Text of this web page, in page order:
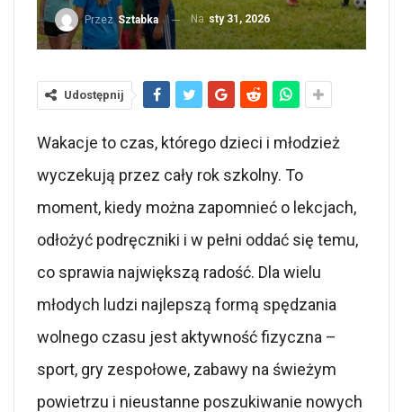
Przez Sztabka Na sty 31, 2026
Udostępnij
Wakacje to czas, którego dzieci i młodzież
wyczekują przez cały rok szkolny. To
moment, kiedy można zapomnieć o lekcjach,
odłożyć podręczniki i w pełni oddać się temu,
co sprawia największą radość. Dla wielu
młodych ludzi najlepszą formą spędzania
wolnego czasu jest aktywność fizyczna –
sport, gry zespołowe, zabawy na świeżym
powietrzu i nieustanne poszukiwanie nowych